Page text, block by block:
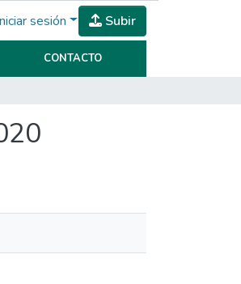
sesión Subir
CONTACTO